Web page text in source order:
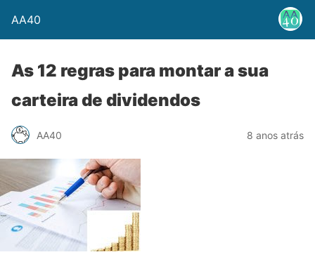
AA40
As 12 regras para montar a sua
carteira de dividendos
AA40 8 anos atrás